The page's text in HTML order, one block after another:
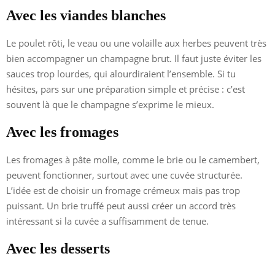
Avec les viandes blanches
Le poulet rôti, le veau ou une volaille aux herbes peuvent très
bien accompagner un champagne brut. Il faut juste éviter les
sauces trop lourdes, qui alourdiraient l’ensemble. Si tu
hésites, pars sur une préparation simple et précise : c’est
souvent là que le champagne s’exprime le mieux.
Avec les fromages
Les fromages à pâte molle, comme le brie ou le camembert,
peuvent fonctionner, surtout avec une cuvée structurée.
L’idée est de choisir un fromage crémeux mais pas trop
puissant. Un brie truffé peut aussi créer un accord très
intéressant si la cuvée a suffisamment de tenue.
Avec les desserts